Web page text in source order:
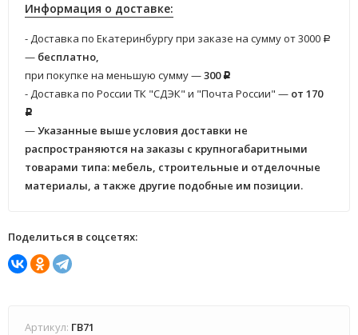
Информация о доставке:
- Доставка по Екатеринбургу при заказе на сумму от 3000 Р
— бесплатно,
при покупке на меньшую сумму —300 Р
- Доставка по России ТК "СДЭК" и "Почта России" — от 170
Р
—Указанные выше условия доставки не
распространяются на заказы с крупногабаритными
товарами типа: мебель, строительные и отделочные
материалы, а также другие подобные им позиции.
Поделиться в соцсетях:
Артикул: ГВ71